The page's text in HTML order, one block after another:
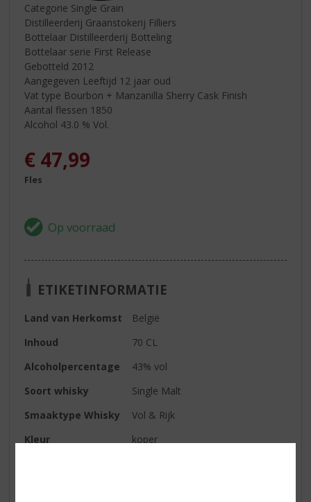
Categorie Single Grain
Distilleerderij Graanstokerij Filliers
Bottelaar Distilleerderij Botteling
Bottelaar serie First Release
Gebotteld 2012
Aangegeven Leeftijd 12 jaar oud
Vat type Bourbon + Manzanilla Sherry Cask Finish
Aantal flessen 1850
Alcohol 43.0 % Vol.
€ 47,99
Fles
ETIKETINFORMATIE
Land van Herkomst
België
Inhoud
70 CL
Alcoholpercentage
43% vol
Soort whisky
Single Malt
Smaaktype Whisky
Vol & Rijk
Kleur
koper